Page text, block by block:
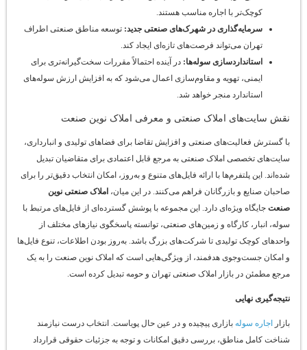
کوچک‌تر با اجاره مناسب هستند.
سرمایه‌گذاری در شهرک‌های صنعتی جدید:توسعه مناطق صنعتی اطراف
تهران می‌تواند فرصت‌های تازه‌ای ایجاد کند.
استانداردسازی سوله‌ها:در آینده احتمالاً مقررات سخت‌گیرانه‌تری برای
ایمنی، تهویه و مقاوم‌سازی اعمال می‌شود که به افزایش ارزش سوله‌های
استاندارد منجر خواهد شد.
نقش سایت‌های املاک صنعتی و معرفی املاک نوین صنعت
با گسترش فعالیت‌های صنعتی و افزایش تقاضا برای فضاهای تولیدی و انبارداری،
سایت‌های تخصصی املاک صنعتی به مرجع قابل اعتمادی برای متقاضیان تبدیل
شده‌اند. این پلتفرم‌ها با ارائه فایل‌های متنوع و به‌روز، امکان انتخاب دقیق‌تر را برای
صاحبان صنایع و بازرگانان فراهم می‌کنند. در این میان،املاک صنعتی نوین
صنعتجایگاه ویژه‌ای دارد. این مجموعه با پوشش گسترده‌ای از فایل‌های مرتبط با
سوله، انبار، کارگاه و زمین‌های صنعتی، توانسته پاسخگوی نیازهای مختلف از
واحدهای کوچک تولیدی تا شرکت‌های بزرگ باشد. به‌روز بودن اطلاعات، تنوع فایل‌ها
و امکان جست‌وجوی هدفمند، از ویژگی‌هایی است که املاک نوین صنعت را به یک
مرجع مطمئن در بازار املاک صنعتی تهران و حومه تبدیل کرده است.
نتیجه‌گیری نهایی
بازاراجاره سولهبازاری پیچیده و در عین حال پویاست. انتخاب درست نیازمند
شناخت کامل مناطق، بررسی دقیق امکانات و توجه به جزئیات حقوقی قرارداد